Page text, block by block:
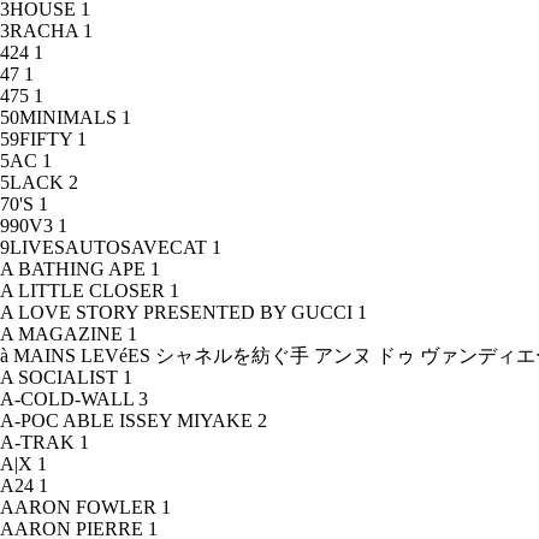
3HOUSE 1
3RACHA 1
424 1
47 1
475 1
50MINIMALS 1
59FIFTY 1
5AC 1
5LACK 2
70'S 1
990V3 1
9LIVESAUTOSAVECAT 1
A BATHING APE 1
A LITTLE CLOSER 1
A LOVE STORY PRESENTED BY GUCCI 1
A MAGAZINE 1
à MAINS LEVéES シャネルを紡ぐ手 アンヌ ドゥ ヴァンディ
A SOCIALIST 1
A-COLD-WALL 3
A-POC ABLE ISSEY MIYAKE 2
A-TRAK 1
A|X 1
A24 1
AARON FOWLER 1
AARON PIERRE 1